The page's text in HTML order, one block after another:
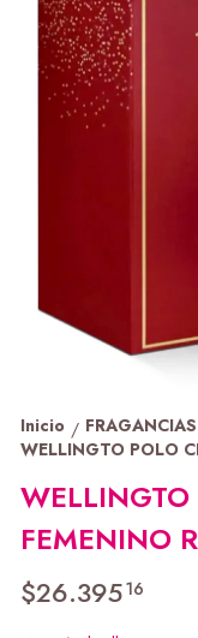
Inicio / FRAGANCIAS
WELLINGTO POLO
FEMENINO
$26.39516